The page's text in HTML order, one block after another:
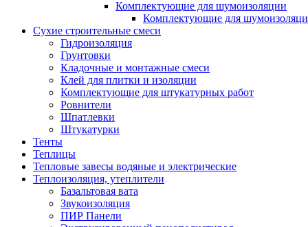
Комплектующие для шумоизоляции
Комплектующие для
Сухие строительные смеси
Гидроизоляция
Грунтовки
Кладочные и монтажные смеси
Клей для плитки и изоляции
Комплектующие для штукатурных работ
Ровнители
Шпатлевки
Штукатурки
Тенты
Теплицы
Тепловые завесы водяные и электрические
Теплоизоляция, утеплители
Базальтовая вата
Звукоизоляция
ПИР Панели